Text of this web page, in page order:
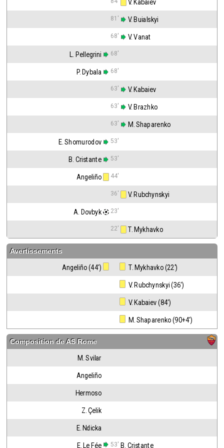
V. Kabaiev
81' V. Buialskyi
68' V. Vanat
L. Pellegrini 68'
P. Dybala 68'
63' V. Kabaiev
63' V. Brazhko
63' M. Shaparenko
E. Shomurodov 53'
B. Cristante 53'
Angeliño 44'
36' V. Rubchynskyi
A. Dovbyk 23'
22' T. Mykhavko
Avertissements
Angeliño (44') T. Mykhavko (22')
V. Rubchynskyi (36')
V. Kabaiev (84')
M. Shaparenko (90+4')
Composition deAS Rome
M. Svilar
Angeliño
Hermoso
Z. Çelik
E. Ndicka
E. Le Fée 53' B. Cristante